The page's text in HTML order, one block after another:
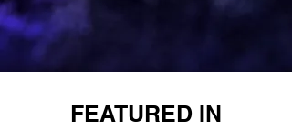
FEATURED IN